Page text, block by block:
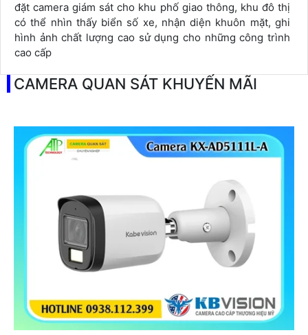
đặt camera giám sát cho khu phố giao thông, khu đô thị
có thể nhìn thấy biển số xe, nhận diện khuôn mặt, ghi
hình ảnh chất lượng cao sử dụng cho những công trình
cao cấp
CAMERA QUAN SÁT KHUYẾN MÃI